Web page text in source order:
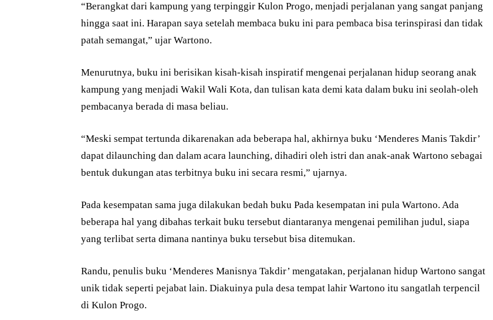
“Berangkat dari kampung yang terpinggir Kulon Progo, menjadi perjalanan yang sangat panjang
hingga saat ini. Harapan saya setelah membaca buku ini para pembaca bisa terinspirasi dan tidak
patah semangat,” ujar Wartono.
Menurutnya, buku ini berisikan kisah-kisah inspiratif mengenai perjalanan hidup seorang anak
kampung yang menjadi Wakil Wali Kota, dan tulisan kata demi kata dalam buku ini seolah-oleh
pembacanya berada di masa beliau.
“Meski sempat tertunda dikarenakan ada beberapa hal, akhirnya buku ‘Menderes Manis Takdir’
dapat dilaunching dan dalam acara launching, dihadiri oleh istri dan anak-anak Wartono sebagai
bentuk dukungan atas terbitnya buku ini secara resmi,” ujarnya.
Pada kesempatan sama juga dilakukan bedah buku Pada kesempatan ini pula Wartono. Ada
beberapa hal yang dibahas terkait buku tersebut diantaranya mengenai pemilihan judul, siapa
yang terlibat serta dimana nantinya buku tersebut bisa ditemukan.
Randu, penulis buku ‘Menderes Manisnya Takdir’ mengatakan, perjalanan hidup Wartono sangat
unik tidak seperti pejabat lain. Diakuinya pula desa tempat lahir Wartono itu sangatlah terpencil
di Kulon Progo.